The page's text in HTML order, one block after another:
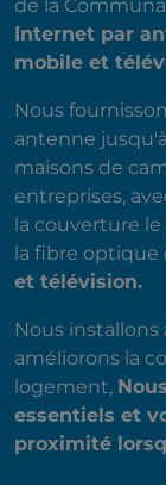
de la
Internet par
mobile et
Nous
antenne jusqu'à
maisons de
entreprises,
la couverture
la fibre optique
et télévision.
Nous installons
améliorons la
logement,
essentiels et
proximité